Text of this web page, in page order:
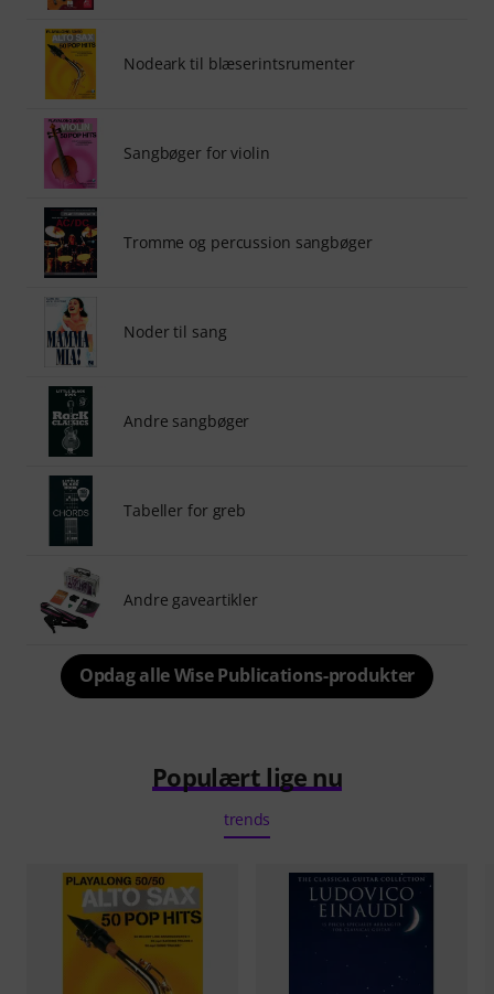
Nodeark til blæserintsrumenter
Sangbøger for violin
Tromme og percussion sangbøger
Noder til sang
Andre sangbøger
Tabeller for greb
Andre gaveartikler
Opdag alle Wise Publications-produkter
Populært lige nu
trends